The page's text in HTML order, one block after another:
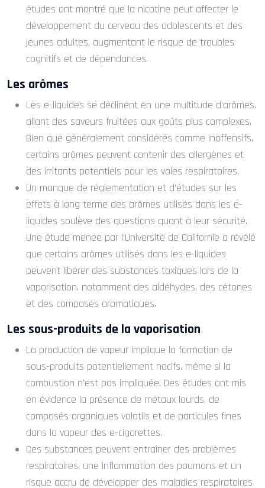
études ont montré que la nicotine peut affecter le
développement du cerveau des adolescents et des
jeunes adultes, augmentant le risque de troubles
cognitifs et de dépendances.
Les arômes
Les e-liquides se déclinent en une multitude d’arômes,
allant des saveurs fruitées aux goûts plus complexes.
Bien que généralement considérés comme inoffensifs,
certains arômes peuvent contenir des allergènes et
des irritants potentiels pour les voies respiratoires.
Un manque de réglementation et d’études sur les
effets à long terme des arômes utilisés dans les e-
liquides soulève des questions quant à leur sécurité.
Une étude menée par l’Université de Californie a révélé
que certains arômes utilisés dans les e-liquides
peuvent libérer des substances toxiques lors de la
vaporisation, notamment des aldéhydes, des cétones
et des composés aromatiques.
Les sous-produits de la vaporisation
La production de vapeur implique la formation de
sous-produits potentiellement nocifs, même si la
combustion n’est pas impliquée. Des études ont mis
en évidence la présence de métaux lourds, de
composés organiques volatils et de particules fines
dans la vapeur des e-cigarettes.
Ces substances peuvent entraîner des problèmes
respiratoires, une inflammation des poumons et un
risque accru de développer des maladies respiratoires